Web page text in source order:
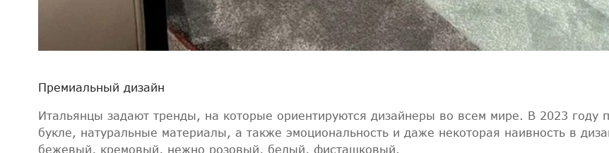
Премиальный дизайн
Итальянцы задают тренды, на которые ориентируются дизайнеры во всем мире. В 2023
букле, натуральные материалы, а также эмоциональность и даже некоторая наивность в
бежевый, кремовый, нежно розовый, белый, фисташковый.